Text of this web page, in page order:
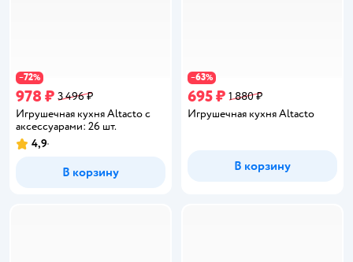
−72%
978 ₽ 3 496 ₽
Игрушечная кухня Altacto с
аксессуарами: 26 шт.
Рейтинг:
4,9
В корзину
−63%
695 ₽ 1 880 ₽
Игрушечная кухня Altacto
В корзину